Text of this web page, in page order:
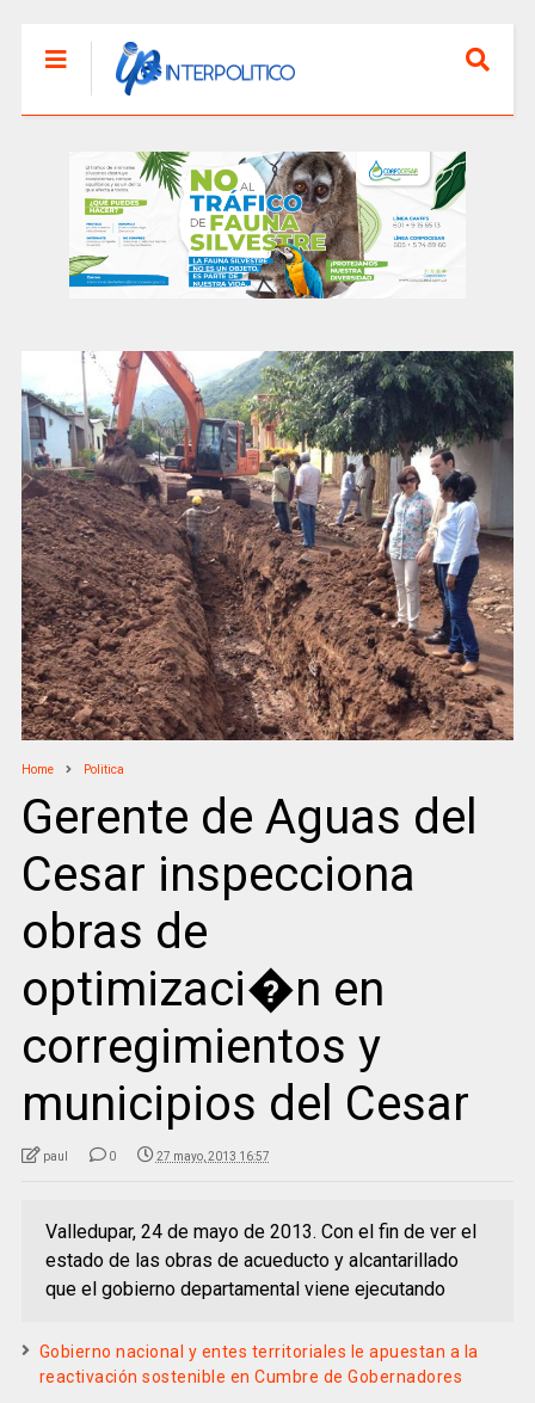
Home Politica
Gerente de Aguas del
Cesar inspecciona
obras de
optimizaci�n en
corregimientos y
municipios del Cesar
paul 0 27 mayo, 2013 16:57
Valledupar, 24 de mayo de 2013. Con el fin de ver el
estado de las obras de acueducto y alcantarillado
que el gobierno departamental viene ejecutando
Gobierno nacional y entes territoriales le apuestan a la
reactivación sostenible en Cumbre de Gobernadores